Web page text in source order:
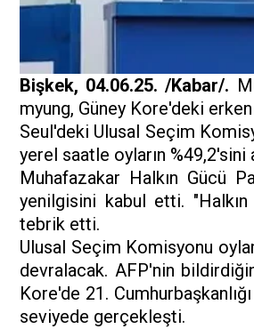
Bişkek, 04.06.25. /Kabar/.
myung, Güney Kore'deki
Seul'deki Ulusal Seçim
yerel saatle oyların %49,2'sini
Muhafazakar Halkın Gücü
yenilgisini kabul etti.
tebrik etti.
Ulusal Seçim Komisyonu
devralacak. AFP'nin
Kore'de 21.
seviyede gerçekleşti.